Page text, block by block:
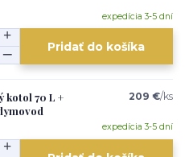
expedícia 3-5 dní
Pridať do košíka
kotol 70 L +
209 €/ks
expedícia 3-5 dní